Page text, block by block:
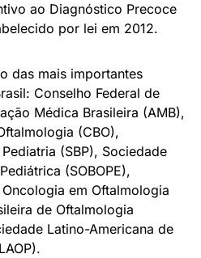
ao Diagnóstico Precoce
por lei em 2012.
das mais importantes
Conselho Federal de
Médica Brasileira (AMB),
(CBO),
(SBP), Sociedade
(SOBOPE),
em Oftalmologia
de Oftalmologia
Latino-Americana de